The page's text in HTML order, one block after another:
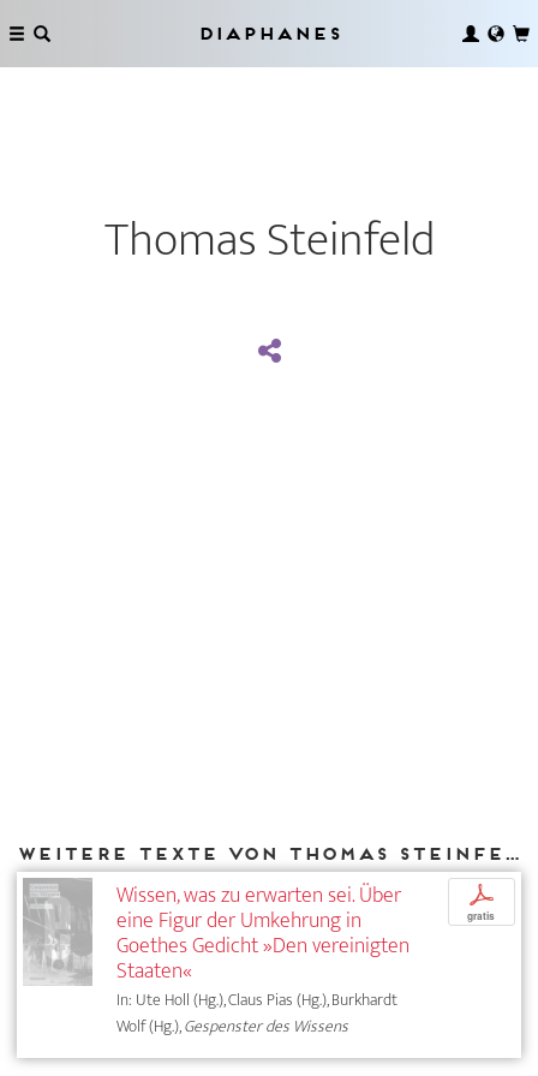
Diaphanes
Thomas Steinfeld
Weitere Texte von Thomas Steinfeld bei DIAPHANES
Wissen, was zu erwarten sei. Über
eine Figur der Umkehrung in
Goethes Gedicht »Den vereinigten
Staaten«
In: Ute Holl (Hg.), Claus Pias (Hg.), Burkhardt
Wolf (Hg.),Gespenster des Wissens
p
gratis